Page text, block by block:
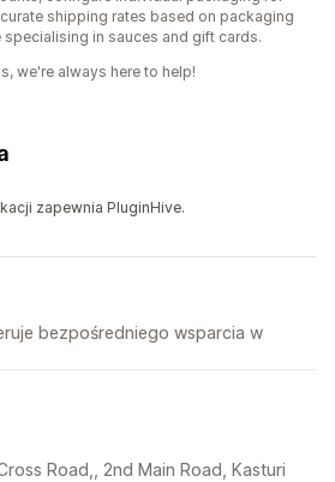
shipping rates based on packaging
in sauces and gift cards.
we're always here to help!
zapewnia PluginHive.
bezpośredniego wsparcia w
Road,, 2nd Main Road, Kasturi